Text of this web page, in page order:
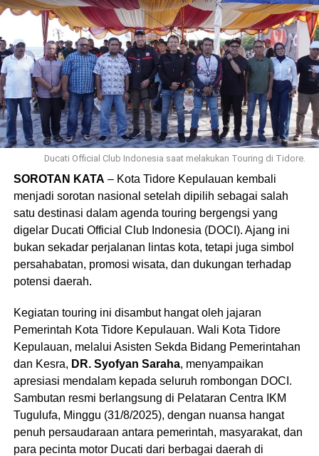
Ducati Official Club Indonesia saat melakukan Touring di Tidore.
SOROTAN KATA – Kota Tidore Kepulauan kembali
menjadi sorotan nasional setelah dipilih sebagai salah
satu destinasi dalam agenda touring bergengsi yang
digelar Ducati Official Club Indonesia (DOCI). Ajang ini
bukan sekadar perjalanan lintas kota, tetapi juga simbol
persahabatan, promosi wisata, dan dukungan terhadap
potensi daerah.
Kegiatan touring ini disambut hangat oleh jajaran
Pemerintah Kota Tidore Kepulauan. Wali Kota Tidore
Kepulauan, melalui Asisten Sekda Bidang Pemerintahan
dan Kesra, DR. Syofyan Saraha, menyampaikan
apresiasi mendalam kepada seluruh rombongan DOCI.
Sambutan resmi berlangsung di Pelataran Centra IKM
Tugulufa, Minggu (31/8/2025), dengan nuansa hangat
penuh persaudaraan antara pemerintah, masyarakat, dan
para pecinta motor Ducati dari berbagai daerah di